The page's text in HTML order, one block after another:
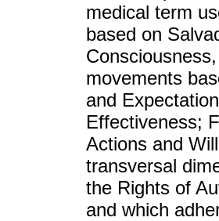
medical term
based on
movements
and
Effectiveness;
Actions and
transversal
the Rights of
and which